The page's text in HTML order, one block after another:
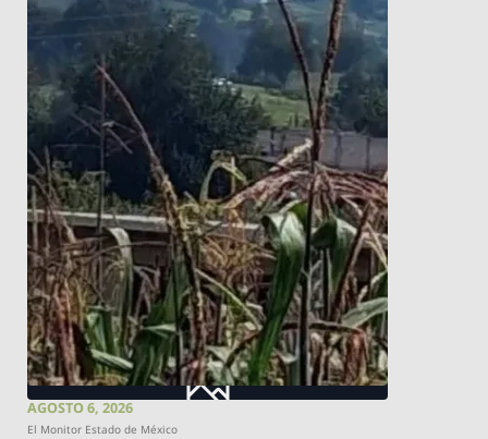
AGOSTO 6, 2026
El Monitor Estado de México